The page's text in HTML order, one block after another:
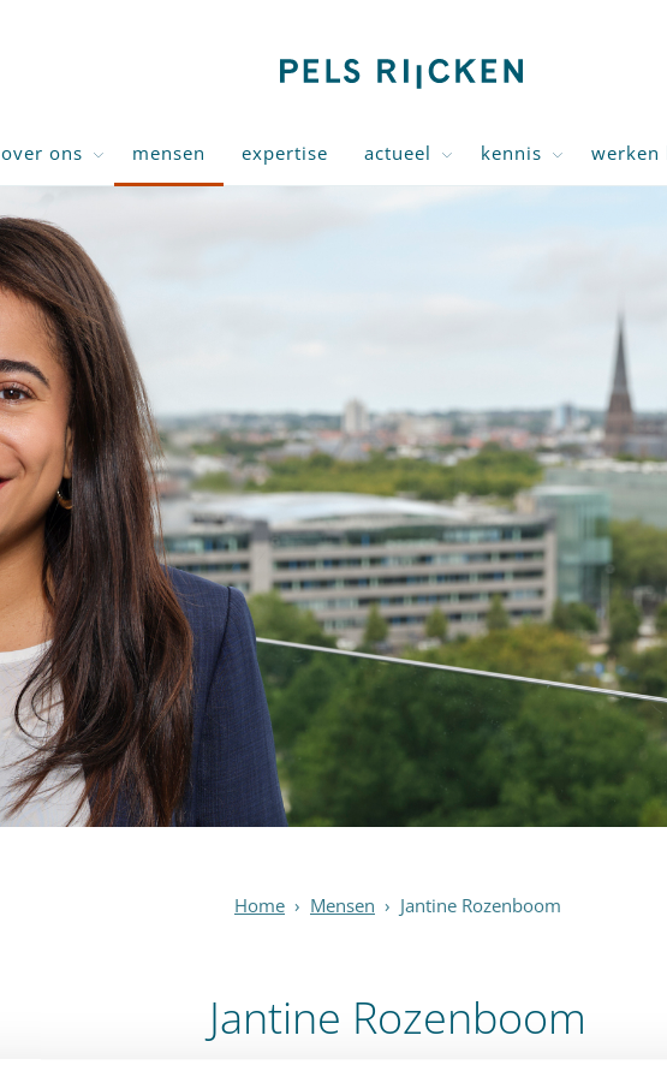
over ons mensen expertise actueel kennis werken
Home › Mensen › Jantine Rozenboom
Jantine Rozenboom